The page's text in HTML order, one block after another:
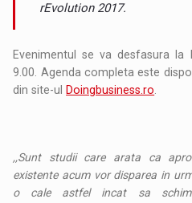
rEvolution 2017.
Evenimentul se va desfasura
9.00. Agenda completa este
din site-ul
Doingbusiness.ro
,,Sunt studii care arata ca
existente acum vor disparea in
o cale astfel incat sa